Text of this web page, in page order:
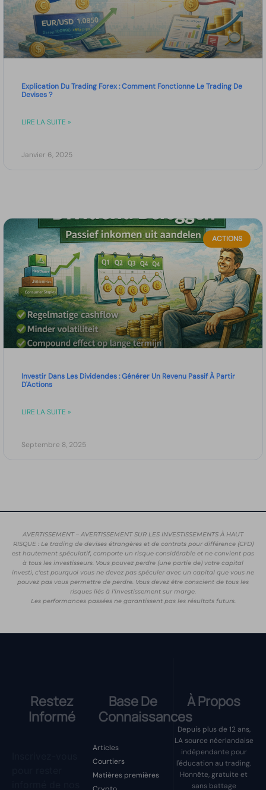
Explication Du Trading Forex : Comment Fonctionne Le Trading De
Devises ?
LIRE LA SUITE »
Janvier 6, 2025
ACTIONS
Investir Dans Les Dividendes : Générer Un Revenu Passif À Partir
D'Actions
LIRE LA SUITE »
Septembre 8, 2025
AVERTISSEMENT – AVERTISSEMENT SUR LES INVESTISSEMENTS À HAUT
RISQUE : Le trading de devises étrangères et de contrats pour différence (CFD)
est hautement spéculatif, comporte un risque considérable et ne convient pas
à tous les investisseurs. Vous pouvez perdre (une partie de) votre capital
investi, c'est pourquoi vous ne devez pas spéculer avec un capital que vous ne
pouvez pas vous permettre de perdre. Vous devez être conscient de tous les
risques liés à l'investissement sur marge.
Les performances passées ne garantissent pas les résultats futurs.
Restez
Informé
Base De
Connaissances
Articles
Courtiers
Matières premières
À Propos
Depuis plus de 12 ans,
LA source néerlandaise
indépendante pour
l'éducation au trading.
Honnête, gratuite et
sans battage